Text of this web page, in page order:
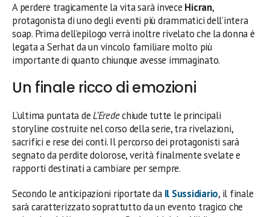
A perdere tragicamente la vita sarà invece Hicran,
protagonista di uno degli eventi più drammatici dell’intera
soap. Prima dell’epilogo verrà inoltre rivelato che la donna è
legata a Serhat da un vincolo familiare molto più
importante di quanto chiunque avesse immaginato.
Un finale ricco di emozioni
L’ultima puntata deL’Eredechiude tutte le principali
storyline costruite nel corso della serie, tra rivelazioni,
sacrifici e rese dei conti. Il percorso dei protagonisti sarà
segnato da perdite dolorose, verità finalmente svelate e
rapporti destinati a cambiare per sempre.
Secondo le anticipazioni riportate da Il Sussidiario, il finale
sarà caratterizzato soprattutto da un evento tragico che